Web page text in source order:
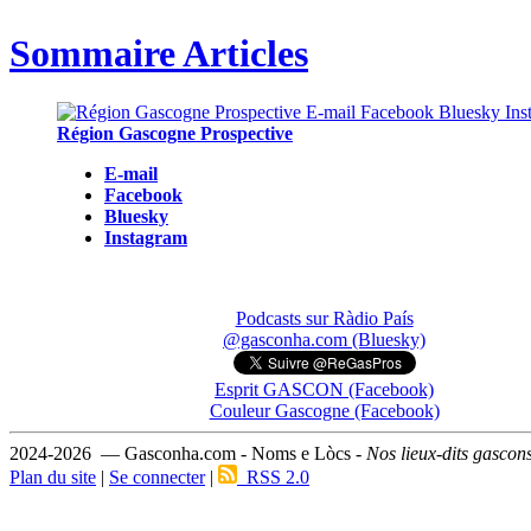
Sommaire Articles
Région Gascogne Prospective
E-mail
Facebook
Bluesky
Instagram
Podcasts sur Ràdio País
@gasconha.com (Bluesky)
Esprit GASCON (Facebook)
Couleur Gascogne (Facebook)
2024-2026 — Gasconha.com - Noms e Lòcs - Nos lieux-dits
Plan du site | Se connecter| RSS 2.0